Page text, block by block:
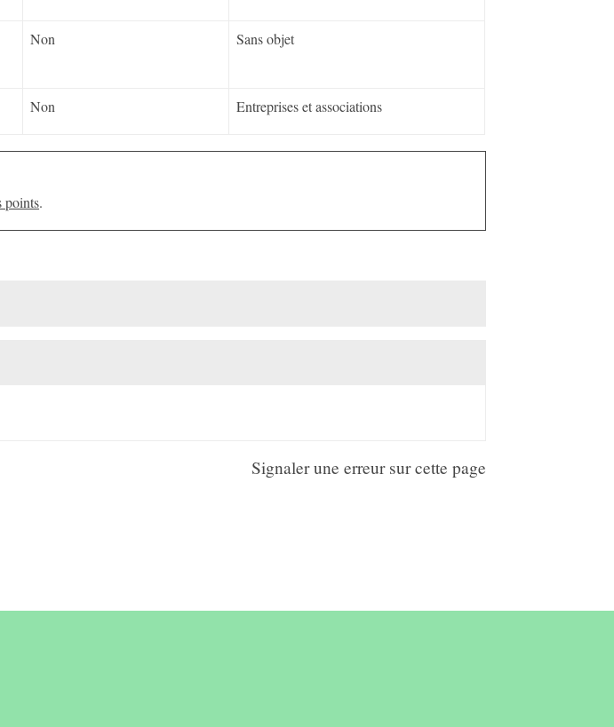
Non Sans objet
Non Entreprises et associations
points.
Signaler une erreur sur cette page